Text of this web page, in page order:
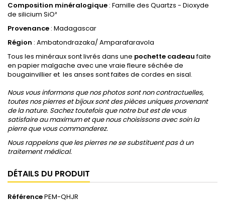
Composition minéralogique : Famille des Quartzs - Dioxyde
de silicium SiO²
Provenance : Madagascar
Région : Ambatondrazaka/ Amparafaravola
Tous les minéraux sont livrés dans une pochette cadeaufaite
en papier malgache avec une vraie fleure séchée de
bougainvillier et les anses sont faites de cordes en sisal.
Nous vous informons que nos photos sont non contractuelles,
toutes nos pierres et bijoux sont des pièces uniques provenant
de la nature. Sachez toutefois que notre but est de vous
satisfaire au maximum et que nous choisissons avec soin la
pierre que vous commanderez.
Nous rappelons que les pierres ne se substituent pas à un
traitement médical.
DÉTAILS DU PRODUIT
RéférencePEM-QHJR